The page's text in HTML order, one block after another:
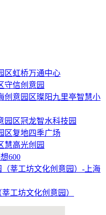
虹桥万通中心
守信创意园
璨阳九里亭智慧小
冠龙智水科技园
复地四季广场
慧高光创园
600
工坊文化创意园）